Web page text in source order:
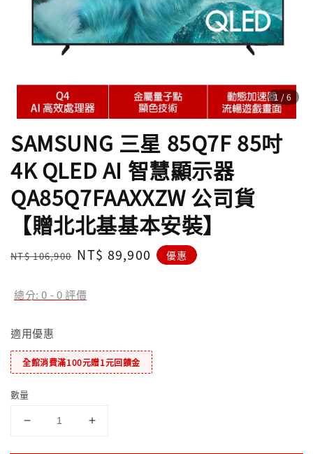
1 /6
SAMSUNG 三星 85Q7F 85吋
4K QLED AI 智慧顯示器
QA85Q7FAAXXZW 公司貨
【贈北北基基本安裝】
Regular
NT$ 106,900 Sale
NT$ 89,900 優惠
總分:0 -0評價
適用優惠
全館消費滿100元贈1元回饋金
數量